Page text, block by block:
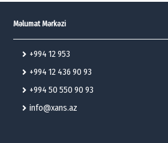
Məlumat Mərkəzi
+994 12 953
+994 12 436 90 93
+994 50 550 90 93
info@xans.az